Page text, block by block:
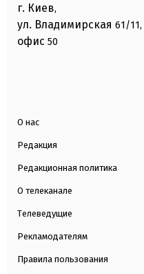
г. Киев,
ул. Владимирская 61/11,
офис 50
О нас
Редакция
Редакционная политика
О телеканале
Телеведущие
Рекламодателям
Правила пользования